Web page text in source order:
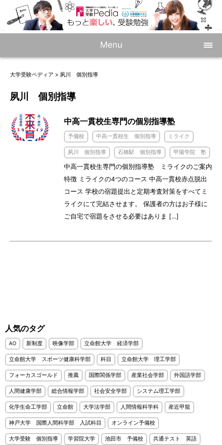
Menu
大学受験ペディア > 夙川 個別指導
夙川 個別指導
中高一貫校生専門の個別指導塾
予備校 中高一貫校生 個別指導 ミライク
夙川 個別指導 石橋駅 個別指導 甲陽学院 塾
中高一貫校生専門の個別指導塾 ミライクのご案内
特徴 ミライクの4つのコース 中高一貫校赤点脱出
コース 学校の宿題提出と定期考査対策をすべてミ
ライクにて完結させます。 保護者の方はお子様に
ご自宅で宿題をさせる必要はありま […]
人気のタグ
AO 新制度 映像学部 立命館大学 経済学部
立命館大学 スポーツ健康科学部 科目 立命館大学 理工学部
フォーカスゴールド 推薦 国際関係学部 産業社会学部 外国語学部
人間健康学部 総合情報学部 社会安全学部 システム理工学部
化学生命工学部 立命館 大学法学部 人間情報科学科 産近甲龍
神戸大学 国際人間科学部 入試科目 オンライン予備校
大学受験 個別指導 学習院大学 池田市 予備校 共通テスト 英語